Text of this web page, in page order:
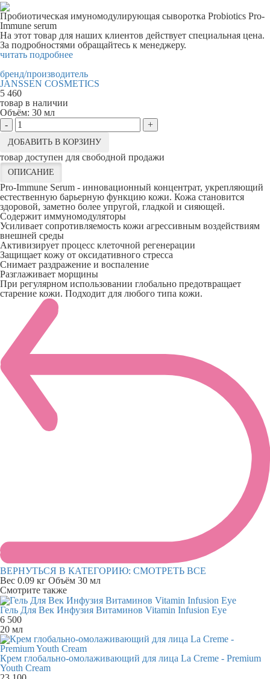
Пробиотическая имуномодулирующая сыворотка Probiotics Pro-
Immune serum
На этот товар для наших клиентов действует специальная цена.
За подробностями обращайтесь к менеджеру.
читать подробнее
бренд/производитель
JANSSEN COSMETICS
5 460
товар в наличии
Объём: 30 мл
-
+
ДОБАВИТЬ В КОРЗИНУ
товар доступен для свободной продажи
ОПИСАНИЕ
Pro-Immune Serum - инновационный концентрат, укрепляющий
естественную барьерную функцию кожи. Кожа становится
здоровой, заметно более упругой, гладкой и сияющей.
Содержит иммуномодуляторы
Усиливает сопротивляемость кожи агрессивным воздействиям
внешней среды
Активизирует процесс клеточной регенерации
Защищает кожу от оксидативного стресса
Снимает раздражение и воспаление
Разглаживает морщины
При регулярном использовании глобально предотвращает
старение кожи. Подходит для любого типа кожи.
ВЕРНУТЬСЯ В КАТЕГОРИЮ: СМОТРЕТЬ ВСЕ
Вес 0.09 кг Объём 30 мл
Смотрите также
Гель Для Век Инфузия Витаминов Vitamin Infusion Eye
6 500
20 мл
Крем глобально-омолаживающий для лица La Creme - Premium
Youth Cream